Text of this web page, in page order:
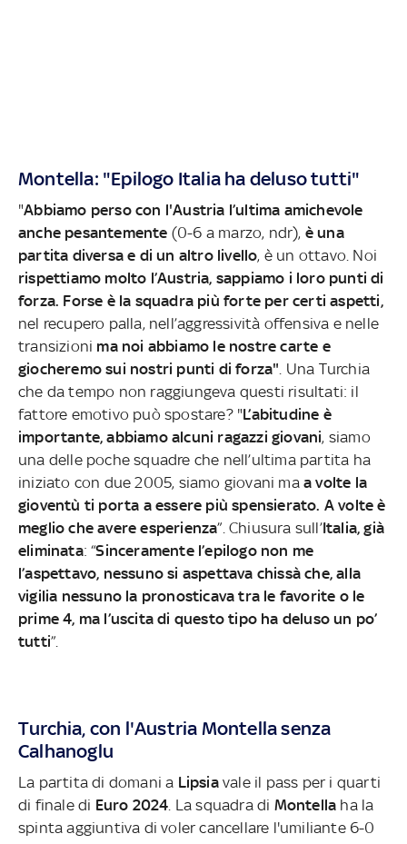
Montella: "Epilogo Italia ha deluso tutti"
"Abbiamo perso con l'Austria l’ultima amichevole
anche pesantemente (0-6 a marzo, ndr), è una
partita diversa e di un altro livello, è un ottavo. Noi
rispettiamo molto l’Austria, sappiamo i loro punti di
forza. Forse è la squadra più forte per certi aspetti,
nel recupero palla, nell’aggressività offensiva e nelle
transizioni ma noi abbiamo le nostre carte e
giocheremo sui nostri punti di forza" . Una Turchia
che da tempo non raggiungeva questi risultati: il
fattore emotivo può spostare? "L’abitudine è
importante, abbiamo alcuni ragazzi giovani, siamo
una delle poche squadre che nell’ultima partita ha
iniziato con due 2005, siamo giovani ma a volte la
gioventù ti porta a essere più spensierato. A volte è
meglio che avere esperienza”. Chiusura sull’Italia, già
eliminata: “Sinceramente l’epilogo non me
l’aspettavo, nessuno si aspettava chissà che, alla
vigilia nessuno la pronosticava tra le favorite o le
prime 4, ma l’uscita di questo tipo ha deluso un po’
tutti”.
Turchia, con l'Austria Montella senza
Calhanoglu
La partita di domani a Lipsiavale il pass per i quarti
di finale di Euro 2024 . La squadra di Montella ha la
spinta aggiuntiva di voler cancellare l'umiliante 6-0